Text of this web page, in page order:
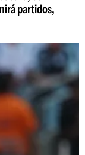
partidos,